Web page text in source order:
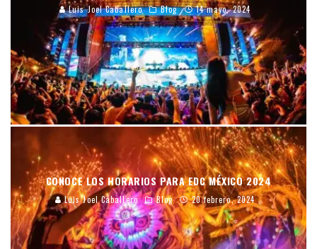
Luis Joel Caballero Blog 14 mayo, 2024
CONOCE LOS HORARIOS PARA EDC MÉXICO 2024
Luis Joel Caballero Blog 20 febrero, 2024